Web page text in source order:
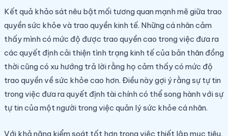
Kết quả khảo sát nêu bật mối tương quan mạnh mẽ giữa trao
quyền sức khỏe và trao quyền kinh tế. Những cá nhân cảm
thấy mình có mức độ được trao quyền cao trong việc đưa ra
các quyết định cải thiện tình trạng kinh tế của bản thân đồng
thời cũng có xu hướng trả lời rằng họ cảm thấy có mức độ
trao quyền về sức khỏe cao hơn. Điều này gợi ý rằng sự tự tin
trong việc đưa ra quyết định tài chính có thể song hành với sự
tự tin của một người trong việc quản lý sức khỏe cá nhân.
Với khả năng kiểm soát tốt hơn trong việc thiết lập mục tiêu,